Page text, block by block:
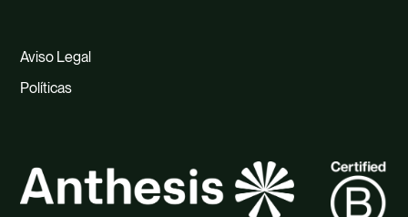
Aviso Legal
Políticas